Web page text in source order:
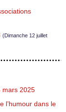
(Dimanche 12 juillet
mars 2025
l’humour dans le